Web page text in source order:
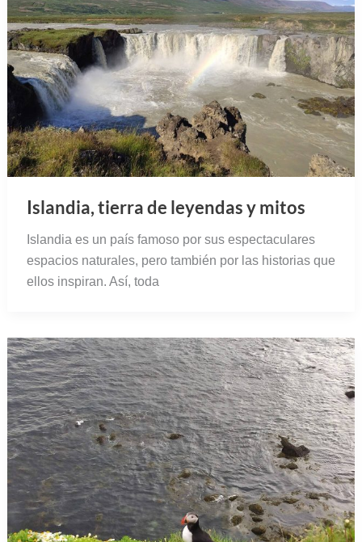
Islandia, tierra de leyendas y mitos
Islandia es un país famoso por sus espectaculares
espacios naturales, pero también por las historias que
ellos inspiran. Así, toda